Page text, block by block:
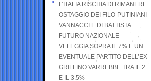
L’ITALIA RISCHIA DI RIMANERE
OSTAGGIO DEI FILO-PUTINIANI
VANNACCI E DI BATTISTA.
FUTURO NAZIONALE
VELEGGIA SOPRA IL 7% E UN
EVENTUALE PARTITO DELL’EX
GRILLINO VARREBBE TRA IL 2
E IL 3.5%